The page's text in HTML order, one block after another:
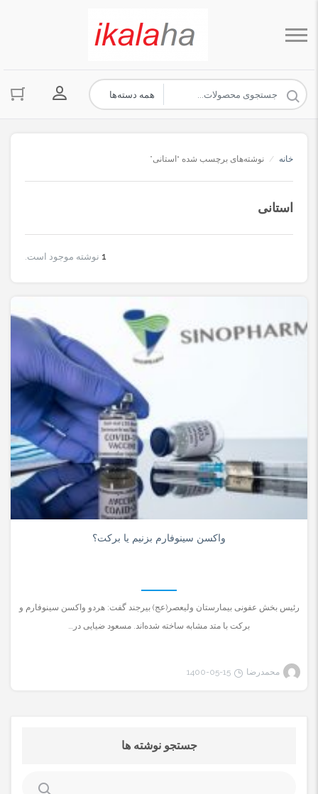
ورود به
جستجو نوشته ها
خانه / نوشته‌های برچسب شده “استانی”
استانی
1 نوشته موجود است.
واکسن سینوفارم بزنیم یا برکت؟
رئیس بخش عفونی بیمارستان ولیعصر(عج) بیرجند گفت: هردو واکسن سینوفارم و
برکت با متد مشابه ساخته شده‌اند. مسعود ضیایی در…
محمدرضا 1400-05-15